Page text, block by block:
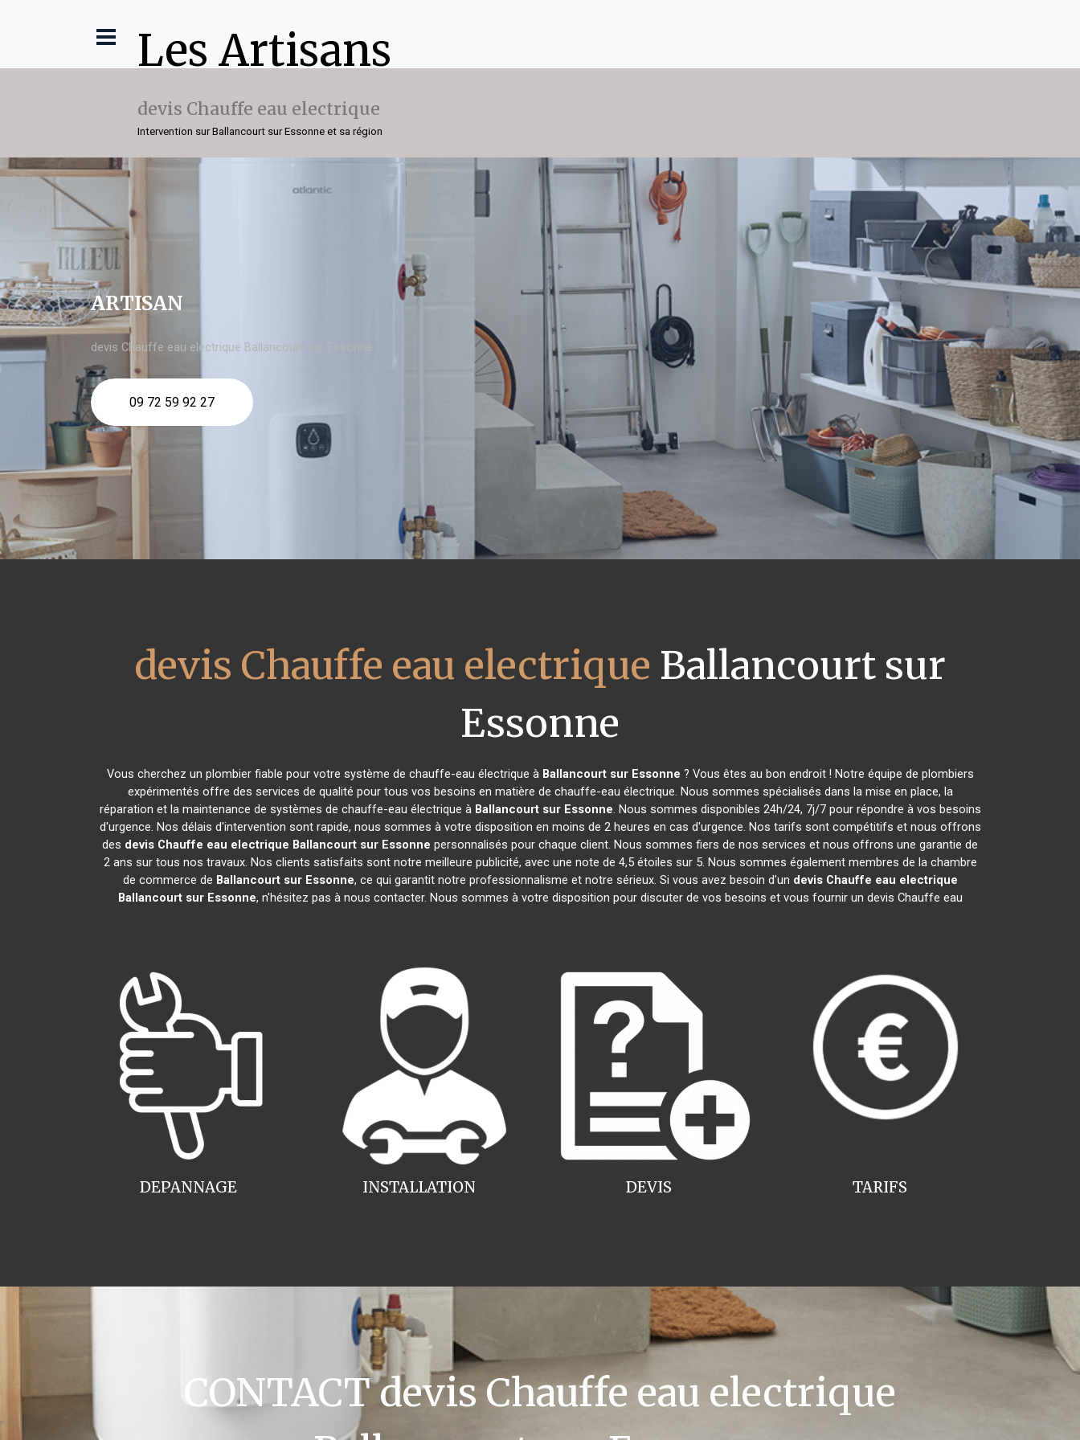
Les Artisans
devis Chauffe eau electrique
Intervention sur Ballancourt sur Essonne et sa région
ARTISAN
devis Chauffe eau electrique Ballancourt sur Essonne
09 72 59 92 27
devis Chauffe eau electrique Ballancourt sur
Essonne
Vous cherchez un plombier fiable pour votre système de chauffe-eau électrique à Ballancourt sur Essonne ? Vous êtes au bon endroit ! Notre équipe de plombiers
expérimentés offre des services de qualité pour tous vos besoins en matière de chauffe-eau électrique. Nous sommes spécialisés dans la mise en place, la
réparation et la maintenance de systèmes de chauffe-eau électrique à Ballancourt sur Essonne. Nous sommes disponibles 24h/24, 7j/7 pour répondre à vos besoins
d'urgence. Nos délais d'intervention sont rapide, nous sommes à votre disposition en moins de 2 heures en cas d'urgence. Nos tarifs sont compétitifs et nous offrons
des devis Chauffe eau electrique Ballancourt sur Essonne personnalisés pour chaque client. Nous sommes fiers de nos services et nous offrons une garantie de
2 ans sur tous nos travaux. Nos clients satisfaits sont notre meilleure publicité, avec une note de 4,5 étoiles sur 5. Nous sommes également membres de la chambre
de commerce de Ballancourt sur Essonne, ce qui garantit notre professionnalisme et notre sérieux. Si vous avez besoin d'un devis Chauffe eau electrique
Ballancourt sur Essonne, n'hésitez pas à nous contacter. Nous sommes à votre disposition pour discuter de vos besoins et vous fournir un devis Chauffe eau
INSTALLATION
DEPANNAGE TARIFS
DEVIS
CONTACT devis Chauffe eau electrique